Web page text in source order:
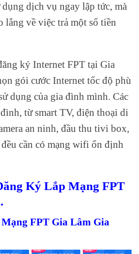
dịch vụ ngay lập tức, mà
lắng về việc trả một số tiền
ký Internet FPT tại Gia
gói cước Internet tốc độ phù
dụng của gia đình mình. Các
từ smart TV, điện thoại di
an ninh, đầu thu tivi box,
cần có mạng wifi ổn định
Ký Lắp Mạng FPT
FPT Gia Lâm Gia